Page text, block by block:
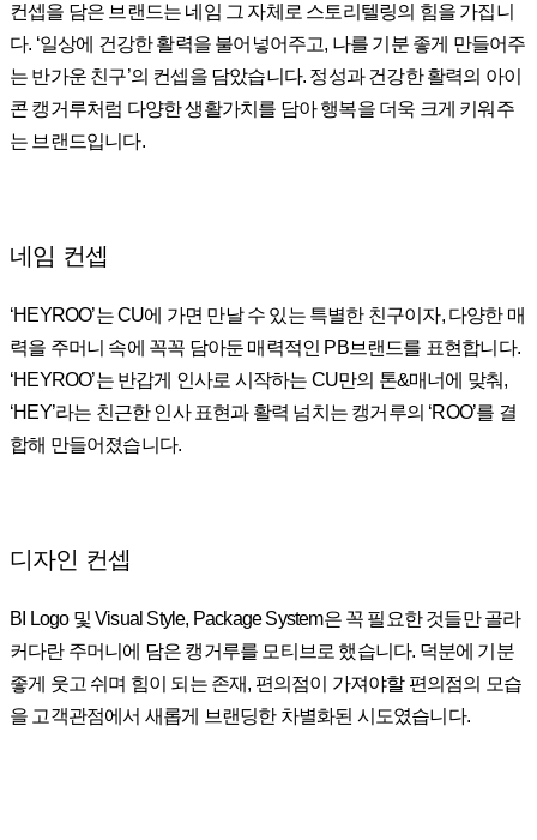
컨셉을 담은 브랜드는 네임 그 자체로 스토리텔링의 힘을 가집니
다. ‘일상에 건강한 활력을 불어넣어주고, 나를 기분 좋게 만들어주
는 반가운 친구’의 컨셉을 담았습니다. 정성과 건강한 활력의 아이
콘 캥거루처럼 다양한 생활가치를 담아 행복을 더욱 크게 키워주
는 브랜드입니다.
네임 컨셉
‘HEYROO’는 CU에 가면 만날 수 있는 특별한 친구이자, 다양한 매
력을 주머니 속에 꼭꼭 담아둔 매력적인 PB브랜드를 표현합니다.
‘HEYROO’는 반갑게 인사로 시작하는 CU만의 톤&매너에 맞춰,
‘HEY’라는 친근한 인사 표현과 활력 넘치는 캥거루의 ‘ROO’를 결
합해 만들어졌습니다.
디자인 컨셉
BI Logo 및 Visual Style, Package System은 꼭 필요한 것들만 골라
커다란 주머니에 담은 캥거루를 모티브로 했습니다. 덕분에 기분
좋게 웃고 쉬며 힘이 되는 존재, 편의점이 가져야할 편의점의 모습
을 고객관점에서 새롭게 브랜딩한 차별화된 시도였습니다.